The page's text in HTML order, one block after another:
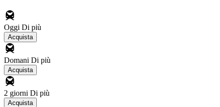
Oggi Di più
Acquista
Domani Di più
Acquista
2 giorni Di più
Acquista